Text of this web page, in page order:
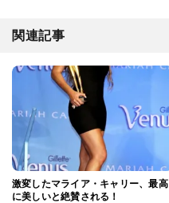
関連記事
激変したマライア・キャリー、最高
に美しいと絶賛される！